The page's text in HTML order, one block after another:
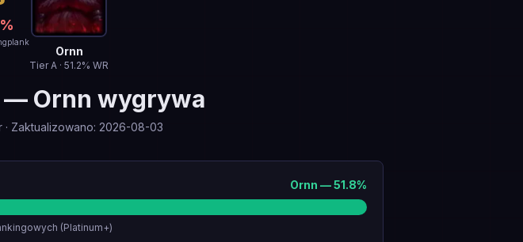
%
Ornn
TierA · 51.2% WR
— Ornn wygrywa
· Zaktualizowano: 2026-08-03
Ornn —51.8%
(Platinum+)